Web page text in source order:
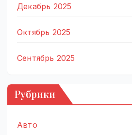
Декабрь 2025
Октябрь 2025
Сентябрь 2025
Рубрики
Авто